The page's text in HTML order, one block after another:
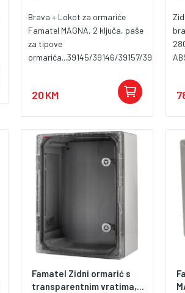
Brava + Lokot za ormariće
Famatel MAGNA, 2 ključa, paše
za tipove
ormarića...39145/39146/39157/39168.
20 KM
Famatel Zidni ormarić s
transparentnim vratima,...